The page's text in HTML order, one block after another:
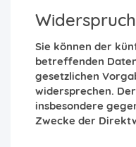
Sie können der
betreffenden
gesetzlichen
widersprechen.
insbesondere
Zwecke der